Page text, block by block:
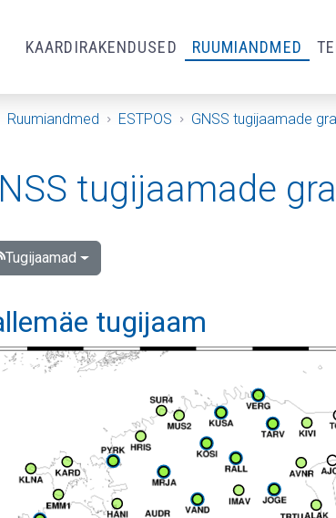
KAARDIRAKENDUSED RUUMIANDMED
Ruumiandmed ESTPOS GNSS tugijaamade
tugijaamade
Tugijaamad
tugijaam